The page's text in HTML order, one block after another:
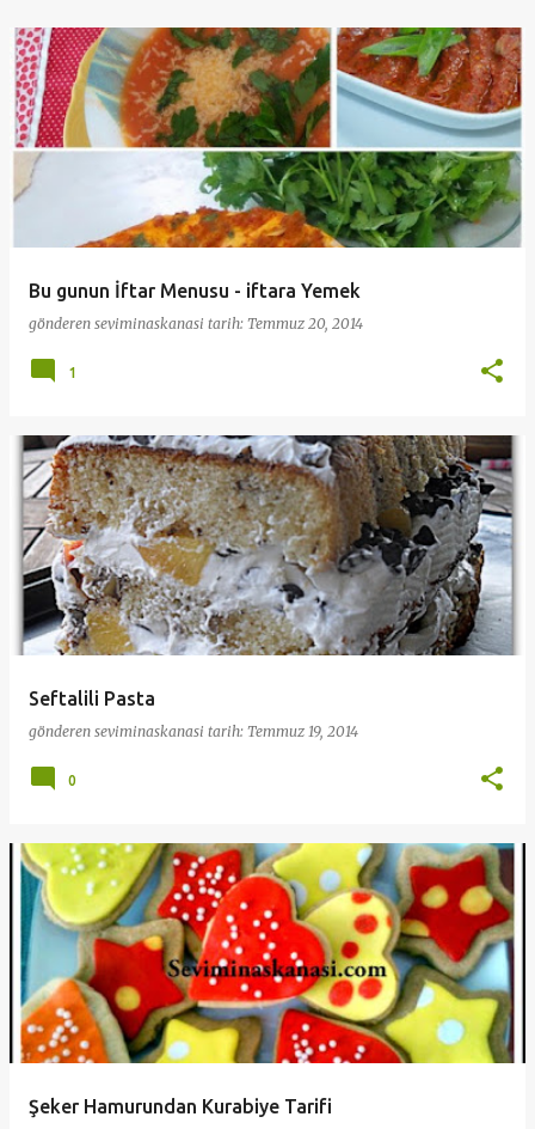
Bu gunun İftar Menusu - iftara Yemek
gönderen seviminaskanasi tarih: Temmuz 20, 2014
1
Seftalili Pasta
gönderen seviminaskanasi tarih: Temmuz 19, 2014
0
Şeker Hamurundan Kurabiye Tarifi